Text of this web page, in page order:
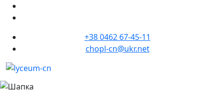
+38 0462 67-45-11
chopl-cn@ukr.net